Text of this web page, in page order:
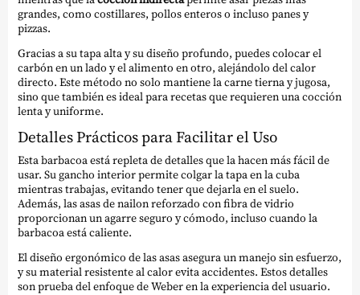
grandes, como costillares, pollos enteros o incluso panes y
pizzas.
Gracias a su tapa alta y su diseño profundo, puedes colocar el
carbón en un lado y el alimento en otro, alejándolo del calor
directo. Este método no solo mantiene la carne tierna y jugosa,
sino que también es ideal para recetas que requieren una cocción
lenta y uniforme.
Detalles Prácticos para Facilitar el Uso
Esta barbacoa está repleta de detalles que la hacen más fácil de
usar. Su gancho interior permite colgar la tapa en la cuba
mientras trabajas, evitando tener que dejarla en el suelo.
Además, las asas de nailon reforzado con fibra de vidrio
proporcionan un agarre seguro y cómodo, incluso cuando la
barbacoa está caliente.
El diseño ergonómico de las asas asegura un manejo sin esfuerzo,
y su material resistente al calor evita accidentes. Estos detalles
son prueba del enfoque de Weber en la experiencia del usuario.